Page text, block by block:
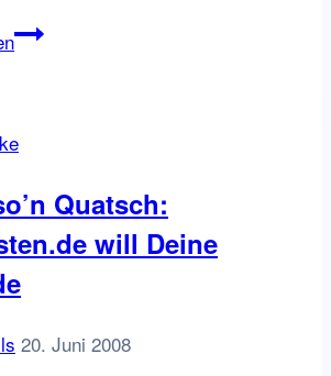
„Effiziente
Kompetenz“
Sowas!Quatsch:
will Deine
20. Juni 2008